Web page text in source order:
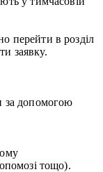
перейти в розділ
заявку.
за допомогою
тощо).